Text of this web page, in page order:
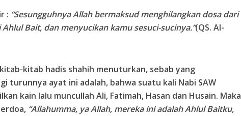
: “Sesungguhnya Allah bermaksud menghilangkan dosa dari
Bait, dan menyucikan kamu sesuci-sucinya.”(QS. Al-
kitab hadis shahih menuturkan, sebab yang
turunnya ayat ini adalah, bahwa suatu kali Nabi SAW
kain lalu muncullah Ali, Fatimah, Hasan dan Husain. Maka
“Allahumma, ya Allah, mereka ini adalah Ahlul Baitku,